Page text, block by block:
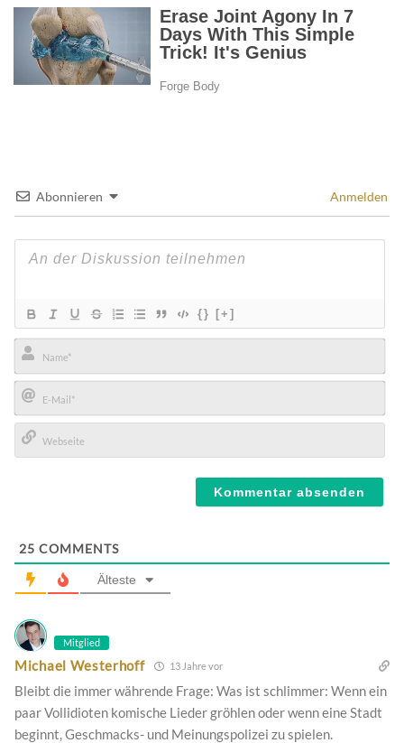
Abonnieren Anmelden
{} [+]
Name*
E-
Mail*
25 COMMENTS
Älteste
Mitglied
Michael Westerhoff 13 Jahre vor
Bleibt die immer währende Frage: Was ist schlimmer: Wenn ein
paar Vollidioten komische Lieder gröhlen oder wenn eine Stadt
beginnt, Geschmacks- und Meinungspolizei zu spielen.